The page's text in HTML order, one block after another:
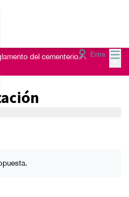
Entra
del cementerio/